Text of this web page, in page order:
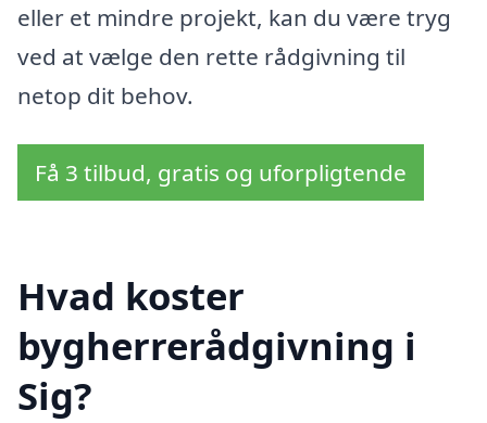
eller et mindre projekt, kan du være tryg
ved at vælge den rette rådgivning til
netop dit behov.
Få 3 tilbud, gratis og uforpligtende
Hvad koster
bygherrerådgivning i
Sig?